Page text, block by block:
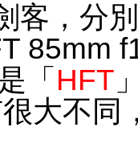
客，分
85mm
「 HFT
大不同